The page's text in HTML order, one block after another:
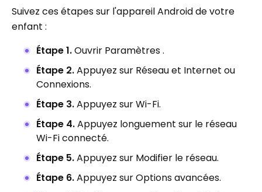
Suivez ces étapes sur l'appareil Android de votre
enfant :
Étape 1.Ouvrir Paramètres .
Étape 2.Appuyez sur Réseau et Internet ou
Connexions.
Étape 3.Appuyez sur Wi-Fi.
Étape 4.Appuyez longuement sur le réseau
Wi-Fi connecté.
Étape 5.Appuyez sur Modifier le réseau.
Étape 6.Appuyez sur Options avancées.